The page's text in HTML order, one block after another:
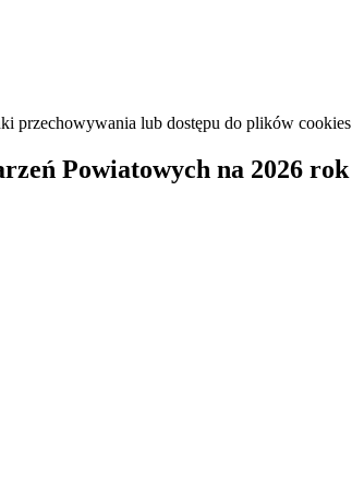
przechowywania lub dostępu do plików cookies
Powiatowych na 2026 rok